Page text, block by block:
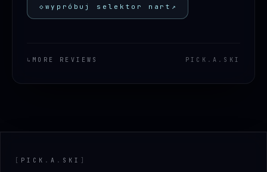
◇ wypróbuj selektor nart ↗
↳ MORE REVIEWS PICK . A . SKI
PICK . A . SKI